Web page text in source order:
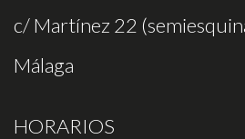
c/ Martínez 22
Málaga
HORARIOS